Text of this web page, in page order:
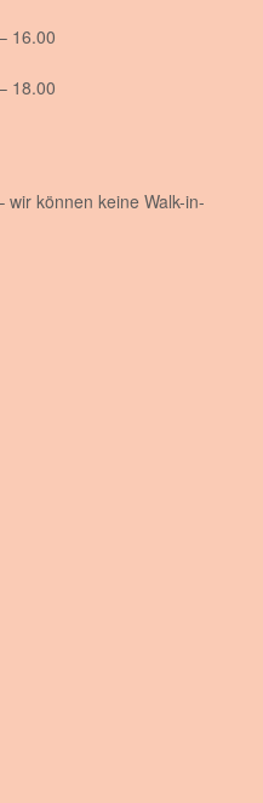
16.00
18.00
können keine Walk-in-